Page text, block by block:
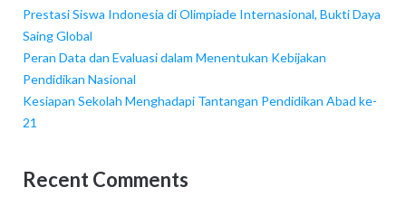
Prestasi Siswa Indonesia di Olimpiade Internasional, Bukti Daya
Saing Global
Peran Data dan Evaluasi dalam Menentukan Kebijakan
Pendidikan Nasional
Kesiapan Sekolah Menghadapi Tantangan Pendidikan Abad ke-
21
Recent Comments